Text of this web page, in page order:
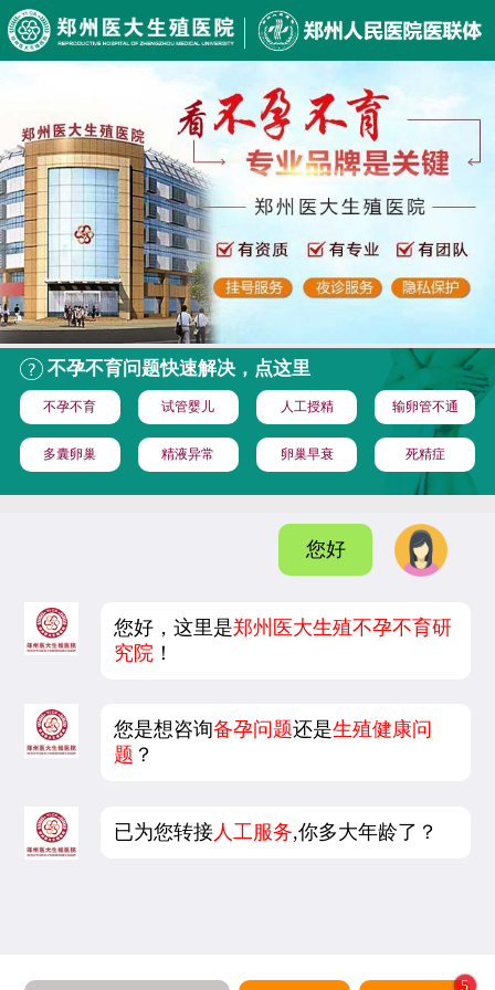
不孕不育问题快速解决，点这里
不孕不育 试管婴儿 人工授精 输卵管不通
多囊卵巢 精液异常 卵巢早衰 死精症
您好
您好，这里是郑州医大生殖不孕不育研
究院 ！
您是想咨询备孕问题还是生殖健康问
题 ？
已为您转接 人工服务,你多大年龄了？